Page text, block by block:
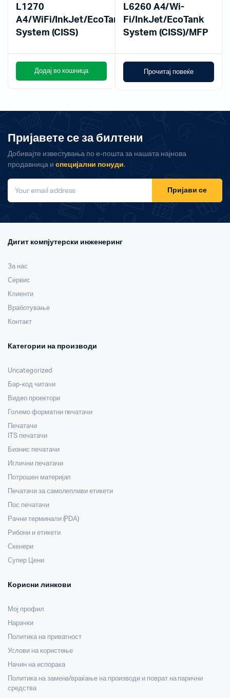
L1270
A4/WiFi/InkJet/EcoTank
System (CISS)
Додај во кошница
L6260 A4/Wi-
Fi/InkJet/EcoTank
System (CISS)/MFP
Прочитај повеќе
Пријавете се за билтени
Добивајте известувања по е-пошта за нашата најнова
продавница и специјални понуди.
Пријави се
Дигит компјутерски инженеринг
За нас
Сервис
Клиенти
Вработување
Контакт
Категории на производи
Uncategorized
Бар-код читачи
Видео проектори
Големо форматни печатачи
Печатачи
ITS печатачи
Бизнис печатачи
Иглични печатачи
Потрошен материјал
Печатачи за самолепливи етикети
Пос печатачи
Рачни терминали (PDA)
Рибони и етикети
Скенери
Супер Цени
Корисни линкови
Мој профил
Нарачки
Политика на приватност
Услови на користење
Начин на испорака
Политика на замена/враќање на производи и поврат на парични
средства